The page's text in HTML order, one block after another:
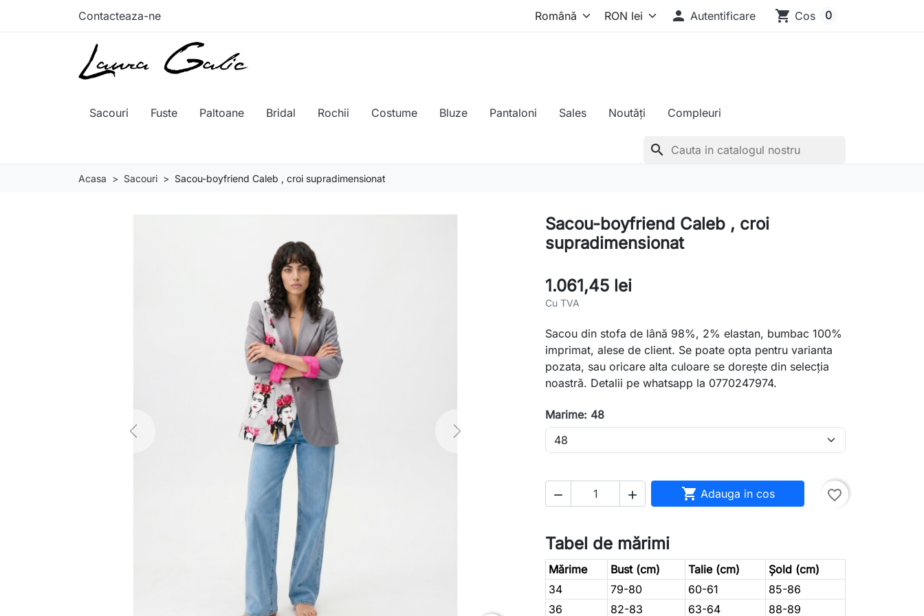
Contacteaza-ne  Autentificare shopping_cart Cos 0
Sacouri Fuste Paltoane Bridal Rochii Costume Bluze Pantaloni Sales Noutăți Compleuri
search
Acasa Sacouri Sacou-boyfriend Caleb , croi supradimensionat
Previous Next
Sacou-boyfriend Caleb , croi
supradimensionat
1.061,45 lei
Cu TVA
Sacou din stofa de lână 98%, 2% elastan, bumbac 100%
imprimat, alese de client. Se poate opta pentru varianta
pozata, sau oricare alta culoare se dorește din selecția
noastră. Detalii pe whatsapp la 0770247974.
Marime: 48
   Adauga in cos favorite_border
Tabel de mărimi
Mărime Bust (cm) Talie (cm)
Șold (cm)
34
79-80 60-61
85-86
36
82-83 63-64
88-89